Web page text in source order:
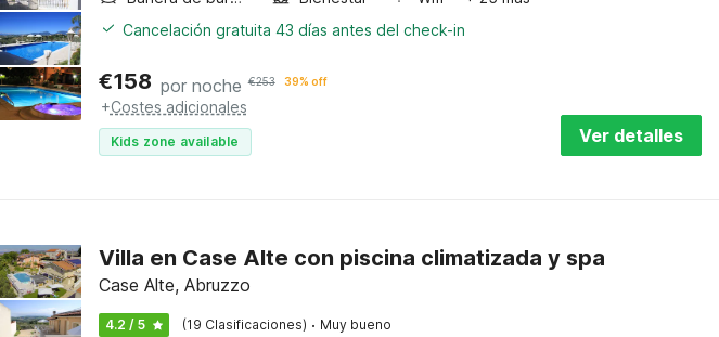
Cancelación gratuita 43 días antes del check-in
€158 por noche €253 39% off
+Costes adicionales
Kids zone available Ver detalles
Villa en Case Alte con piscina climatizada y spa
Case Alte, Abruzzo
4.2 / 5 (19 Clasificaciones) · Muy bueno